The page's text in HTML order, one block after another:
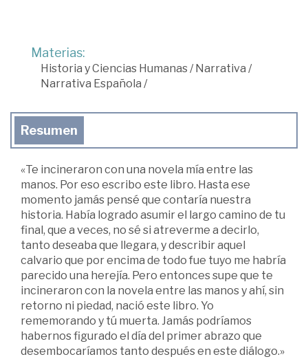
Materias:
Historia y Ciencias Humanas/Narrativa /
Narrativa Española /
Resumen
«Te incineraron con una novela mía entre las
manos. Por eso escribo este libro. Hasta ese
momento jamás pensé que contaría nuestra
historia. Había logrado asumir el largo camino de tu
final, que a veces, no sé si atreverme a decirlo,
tanto deseaba que llegara, y describir aquel
calvario que por encima de todo fue tuyo me habría
parecido una herejía. Pero entonces supe que te
incineraron con la novela entre las manos y ahí, sin
retorno ni piedad, nació este libro. Yo
rememorando y tú muerta. Jamás podríamos
habernos figurado el día del primer abrazo que
desembocaríamos tanto después en este diálogo.»